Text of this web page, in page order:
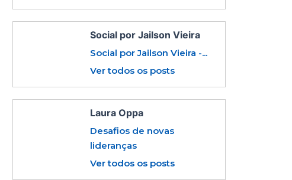
Social por Jailson Vieira
Social por Jailson Vieira -...
Ver todos os posts
Laura Oppa
Desafios de novas
lideranças
Ver todos os posts